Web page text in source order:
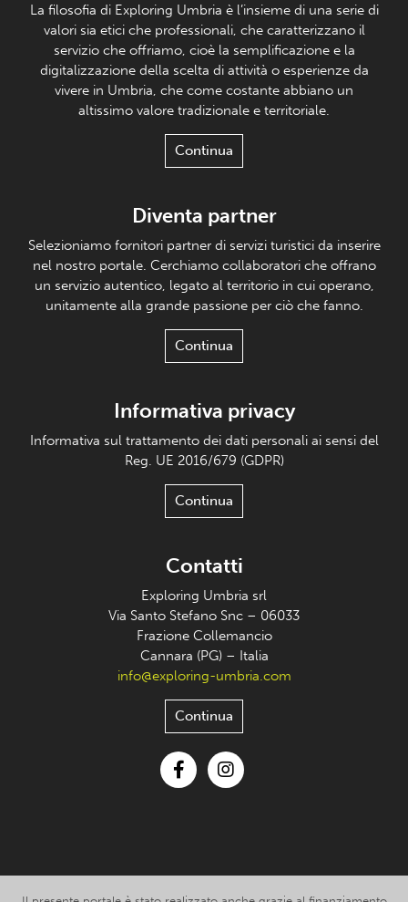
La filosofia di Exploring Umbria è l’insieme di una serie di
valori sia etici che professionali, che caratterizzano il
servizio che offriamo, cioè la semplificazione e la
digitalizzazione della scelta di attività o esperienze da
vivere in Umbria, che come costante abbiano un
altissimo valore tradizionale e territoriale.
Continua
Diventa partner
Selezioniamo fornitori partner di servizi turistici da inserire
nel nostro portale. Cerchiamo collaboratori che offrano
un servizio autentico, legato al territorio in cui operano,
unitamente alla grande passione per ciò che fanno.
Continua
Informativa privacy
Informativa sul trattamento dei dati personali ai sensi del
Reg. UE 2016/679 (GDPR)
Continua
Contatti
Exploring Umbria srl
Via Santo Stefano Snc – 06033
Frazione Collemancio
Cannara (PG) – Italia
info@exploring-umbria.com
Continua